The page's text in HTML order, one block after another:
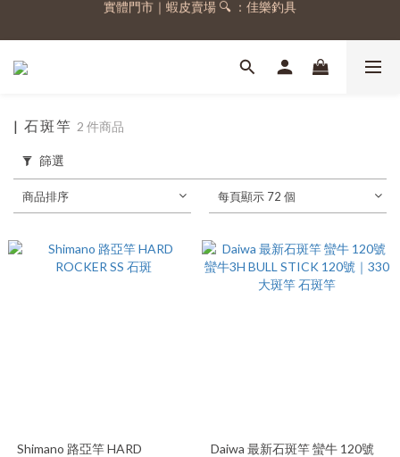
註冊會員，送 50 元購物金
註冊會員，送 50 元購物金
| 石斑竿 2 件商品
篩選
商品排序 每頁顯示 72 個
Shimano 路亞竿 HARD
Daiwa 最新石斑竿 蠻牛 120號